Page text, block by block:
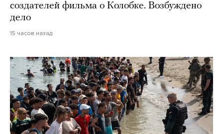
создателей фильма о Колобке. Возбуждено
дело
15 часов назад